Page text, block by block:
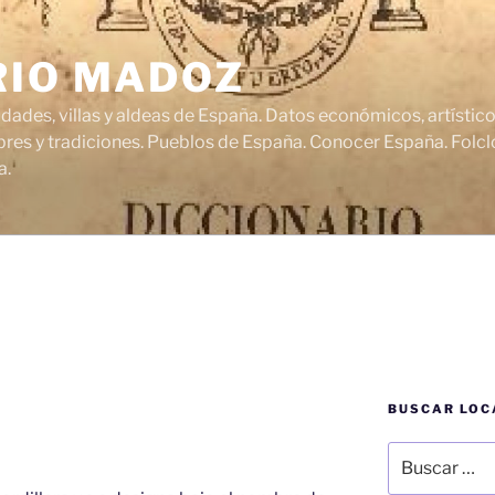
MADOZ
villas y aldeas de España. Datos económicos,
y tradiciones. Pueblos de España. Conocer España.
BUSCAR
por: